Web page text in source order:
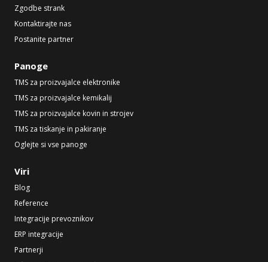
Zgodbe strank
Kontaktirajte nas
Postanite partner
Panoge
TMS za proizvajalce elektronike
TMS za proizvajalce kemikalij
TMS za proizvajalce kovin in strojev
TMS za tiskanje in pakiranje
Oglejte si vse panoge
Viri
Blog
Reference
Integracije prevoznikov
ERP integracije
Partnerji